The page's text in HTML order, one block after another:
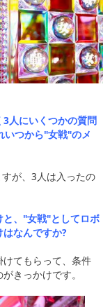
人にいくつかの質問
いつから"女戦"のメ
が、3人は入ったの
と、"女戦"としてロボ
なんですか?
てもらって、条件
きっかけです。